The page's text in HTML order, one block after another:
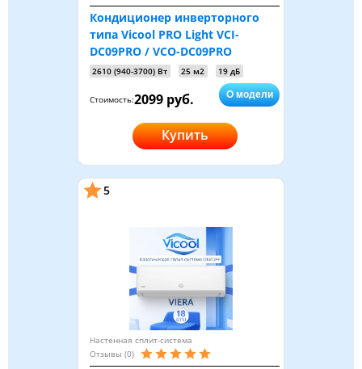
Кондиционер инверторного
типа Vicool PRO Light VCI-
DC09PRO / VCO-DC09PRO
2610 (940-3700) Вт 25 м2 19 дБ
Стоимость:2099 руб. О модели
Купить
5
Настенная сплит-система
Отзывы (0)